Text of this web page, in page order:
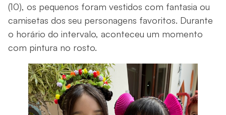
(10), os pequenos foram vestidos com fantasia ou
camisetas dos seu personagens favoritos. Durante
o horário do intervalo, aconteceu um momento
com pintura no rosto.